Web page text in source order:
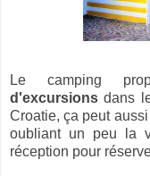
Le camping
d'excursions dans
Croatie, ça peut
oubliant un peu la
réception pour